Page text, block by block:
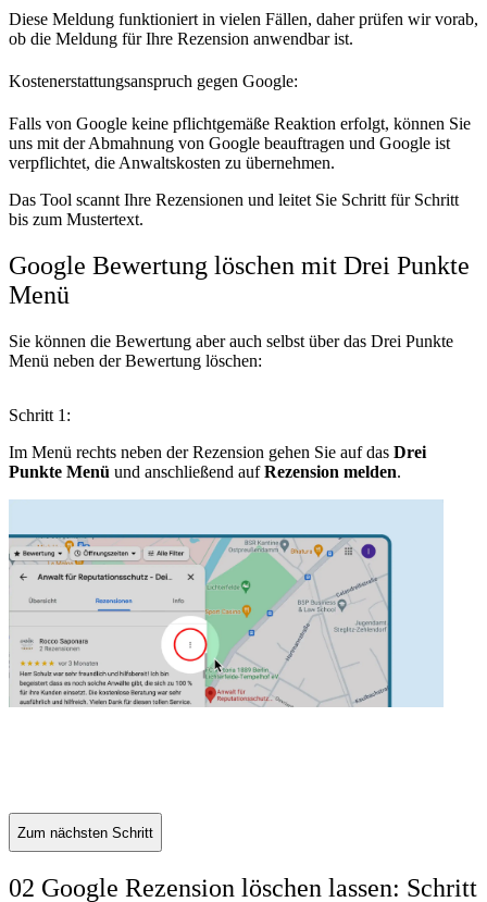
Diese Meldung funktioniert in vielen Fällen, daher prüfen wir vorab,
ob die Meldung für Ihre Rezension anwendbar ist.
Kostenerstattungsanspruch gegen Google:
Falls von Google keine pflichtgemäße Reaktion erfolgt, können Sie
uns mit der Abmahnung von Google beauftragen und Google ist
verpflichtet, die Anwaltskosten zu übernehmen.
Das Tool scannt Ihre Rezensionen und leitet Sie Schritt für Schritt
bis zum Mustertext.
Google Bewertung löschen mit Drei Punkte
Menü
Sie können die Bewertung aber auch selbst über das Drei Punkte
Menü neben der Bewertung löschen:
Schritt 1:
Im Menü rechts neben der Rezension gehen Sie auf das Drei
Punkte Menü und anschließend aufRezension melden.
Zum nächsten Schritt
02 Google Rezension löschen lassen: Schritt